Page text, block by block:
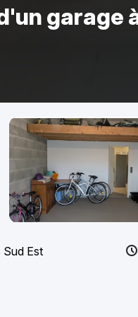
garage
Est